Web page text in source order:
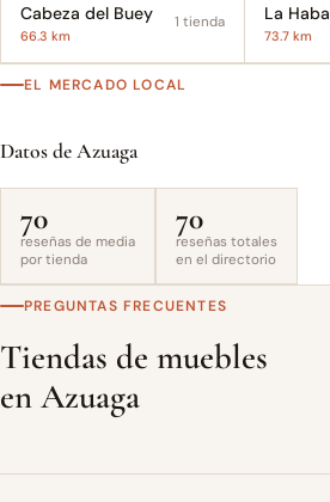
Cabeza del Buey
66.3 km
1 tienda La Haba
73.7 km
EL MERCADO LOCAL
Datos de Azuaga
70
reseñas de media
por tienda
70
reseñas totales
en el directorio
PREGUNTAS FRECUENTES
Tiendas de muebles
en Azuaga